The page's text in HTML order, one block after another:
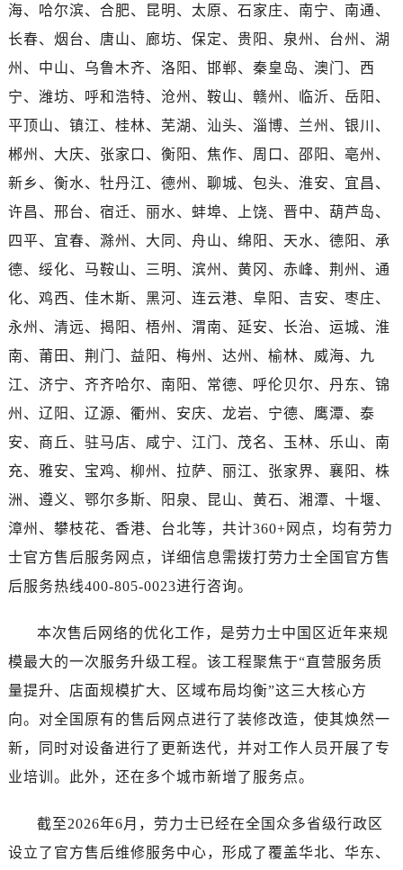
香港特别行政区金钟区中西区金钟道劳力士售后服务中心（需提前预约）
河南省鹤壁市淇滨区九州路劳力士售后服务中心（需提前预约）
河南省济源市沁园街道济水大道劳力士售后服务中心（需提前预约）
河南省焦作市解放区解放路劳力士售后服务中心（需提前预约）
河南省开封市鼓楼区中山路劳力士售后服务中心（需提前预约）
河南省洛阳市西工区中州中路与解放路交叉口劳力士售后服务中心（需提前预约）
河南省濮阳市大华龙区开州路绿城路交叉口劳力士售后服务中心（需提前预约）
河南省三门峡市湖滨区和平路劳力士售后服务中心（需提前预约）
河南省商丘市梁园区神火大道劳力士售后服务中心（需提前预约）
河南省新乡市红旗区人民路劳力士售后服务中心（需提前预约）
河南省信阳市浉河区东方红大道劳力士售后服务中心（需提前预约）
湖北省鄂州市鄂城区文星大道劳力士售后服务中心（需提前预约）
湖北省黄冈市黄州区赤壁大道劳力士售后服务中心（需提前预约）
湖北省荆州市荆州区荆中路劳力士售后服务中心（需提前预约）
湖北省十堰市茅箭区人民北路劳力士售后服务中心（需提前预约）
湖北省随州市曾都区青年路劳力士售后服务中心（需提前预约）
湖北省咸宁市咸安区长安大道劳力士售后服务中心（需提前预约）
湖南省衡阳市雁峰区解放路劳力士售后服务中心（需提前预约）
海、哈尔滨、合肥、昆明、太原、石家庄、南宁、南通、
长春、烟台、唐山、廊坊、保定、贵阳、泉州、台州、湖
州、中山、乌鲁木齐、洛阳、邯郸、秦皇岛、澳门、西
宁、潍坊、呼和浩特、沧州、鞍山、赣州、临沂、岳阳、
平顶山、镇江、桂林、芜湖、汕头、淄博、兰州、银川、
郴州、大庆、张家口、衡阳、焦作、周口、邵阳、亳州、
新乡、衡水、牡丹江、德州、聊城、包头、淮安、宜昌、
许昌、邢台、宿迁、丽水、蚌埠、上饶、晋中、葫芦岛、
四平、宜春、滁州、大同、舟山、绵阳、天水、德阳、承
德、绥化、马鞍山、三明、滨州、黄冈、赤峰、荆州、通
化、鸡西、佳木斯、黑河、连云港、阜阳、吉安、枣庄、
永州、清远、揭阳、梧州、渭南、延安、长治、运城、淮
南、莆田、荆门、益阳、梅州、达州、榆林、威海、九
江、济宁、齐齐哈尔、南阳、常德、呼伦贝尔、丹东、锦
州、辽阳、辽源、衢州、安庆、龙岩、宁德、鹰潭、泰
安、商丘、驻马店、咸宁、江门、茂名、玉林、乐山、南
充、雅安、宝鸡、柳州、拉萨、丽江、张家界、襄阳、株
洲、遵义、鄂尔多斯、阳泉、昆山、黄石、湘潭、十堰、
漳州、攀枝花、香港、台北等，共计360+网点，均有劳力
士官方售后服务网点，详细信息需拨打劳力士全国官方售
后服务热线400-805-0023进行咨询。
本次售后网络的优化工作，是劳力士中国区近年来规
模最大的一次服务升级工程。该工程聚焦于“直营服务质
量提升、店面规模扩大、区域布局均衡”这三大核心方
向。对全国原有的售后网点进行了装修改造，使其焕然一
新，同时对设备进行了更新迭代，并对工作人员开展了专
业培训。此外，还在多个城市新增了服务点。
截至2026年6月，劳力士已经在全国众多省级行政区
设立了官方售后维修服务中心，形成了覆盖华北、华东、